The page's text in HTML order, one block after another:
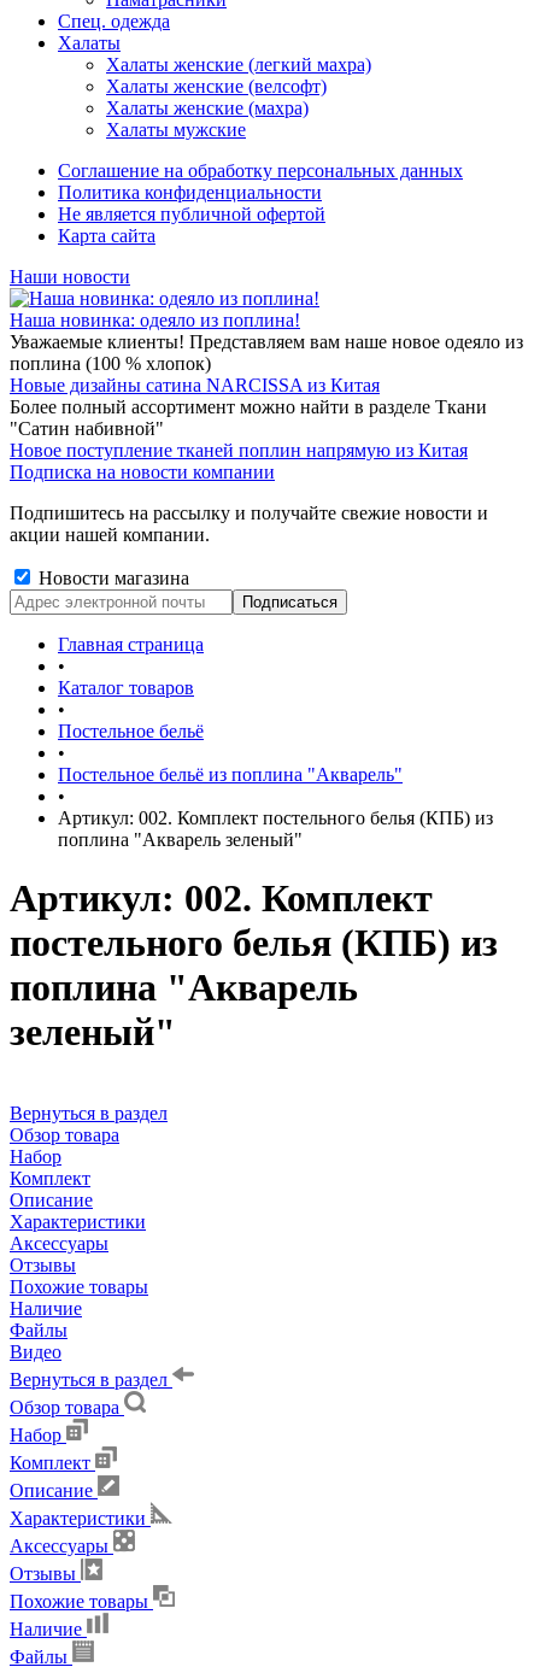
Спец. одежда
Халаты
Халаты женские (легкий махра)
Халаты женские (велсофт)
Халаты женские (махра)
Халаты мужские
Соглашение на обработку персональных данных
Политика конфиденциальности
Не является публичной офертой
Карта сайта
Наши новости
Наша новинка: одеяло из поплина!
Уважаемые клиенты! Представляем вам наше новое одеяло из
поплина (100 % хлопок)
Новые дизайны сатина NARCISSA из Китая
Более полный ассортимент можно найти в разделе Ткани
"Сатин набивной"
Новое поступление тканей поплин напрямую из Китая
Подписка на новости компании
Подпишитесь на рассылку и получайте свежие новости и
акции нашей компании.
Новости магазина
Главная страница
•
Каталог товаров
•
Постельное бельё
•
Постельное бельё из поплина "Акварель"
•
Артикул: 002. Комплект постельного белья (КПБ) из
поплина "Акварель зеленый"
Артикул: 002. Комплект
постельного белья (КПБ) из
поплина "Акварель
зеленый"
Вернуться в раздел
Обзор товара
Набор
Комплект
Описание
Характеристики
Аксессуары
Отзывы
Похожие товары
Наличие
Файлы
Видео
Вернуться в раздел
Обзор товара
Набор
Комплект
Описание
Характеристики
Аксессуары
Отзывы
Похожие товары
Наличие
Файлы